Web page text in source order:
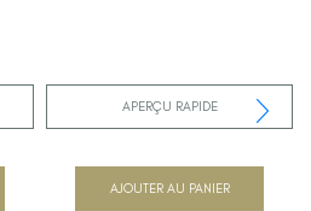
APERÇU RAPIDE
AJOUTER AU PANIER